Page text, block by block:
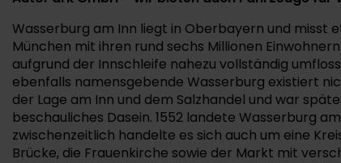
Wasserburg am Inn liegt in Oberbayern und misst
München mit ihren rund sechs Millionen
aufgrund der Innschleife nahezu vollständig
ebenfalls namensgebende Wasserburg existiert
der Lage am Inn und dem Salzhandel und war
beschauliches Dasein. 1552 landete Wasserburg
zwischenzeitlich handelte es sich auch um eine
Brücke, die Frauenkirche sowie der Markt mit